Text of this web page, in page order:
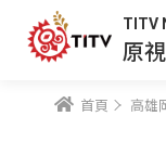
TITV
原
首頁 高雄